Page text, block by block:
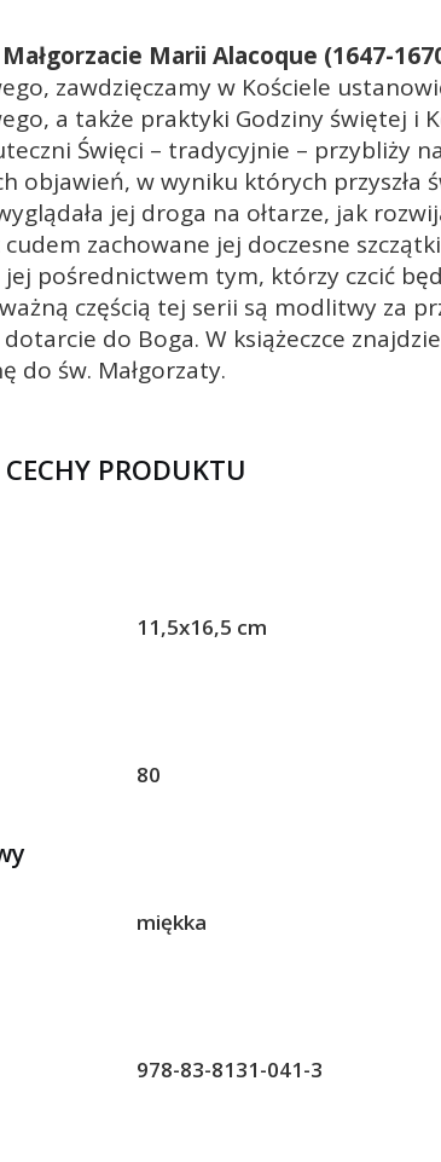
Marii Alacoque (1647-
zawdzięczamy w Kościele
a także praktyki Godziny świętej i
Święci – tradycyjnie – przybliży
objawień, w wyniku których
jej droga na ołtarze, jak
zachowane jej doczesne
jej pośrednictwem tym, którzy czcić
częścią tej serii są modlitwy za
do Boga. W książeczce
do św. Małgorzaty.
CECHY PRODUKTU
11,5x16,5 cm
80
miękka
978-83-8131-041-3